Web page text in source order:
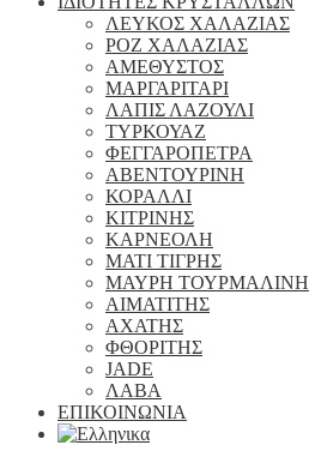
ΛΕΥΚΟΣ ΧΑΛΑΖΙΑΣ
ΡΟΖ ΧΑΛΑΖΙΑΣ
ΑΜΕΘΥΣΤΟΣ
ΜΑΡΓΑΡΙΤΑΡΙ
ΛΑΠΙΣ ΛΑΖΟΥΛΙ
ΤΥΡΚΟΥΑΖ
ΦΕΓΓΑΡΟΠΕΤΡΑ
ΑΒΕΝΤΟΥΡΙΝΗ
ΚΟΡΑΛΛΙ
ΚΙΤΡΙΝΗΣ
ΚΑΡΝΕΟΛΗ
ΜΑΤΙ ΤΙΓΡΗΣ
ΜΑΥΡΗ ΤΟΥΡΜΑΛΙΝΗ
ΑΙΜΑΤΙΤΗΣ
ΑΧΑΤΗΣ
ΦΘΟΡΙΤΗΣ
JADE
ΛΑΒΑ
ΕΠΙΚΟΙΝΩΝΙΑ